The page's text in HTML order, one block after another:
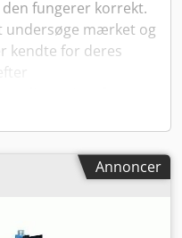
fungerer korrekt.
undersøge mærket og
kendte for deres
af maskinen,
og hvilke
Annoncer